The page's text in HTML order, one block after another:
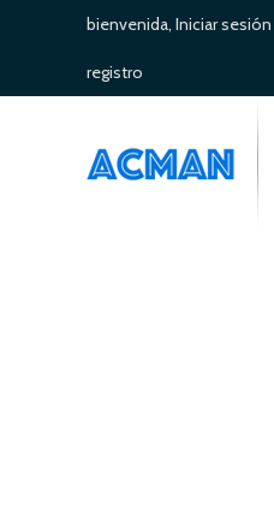
bienvenida, Iniciar sesión
registro